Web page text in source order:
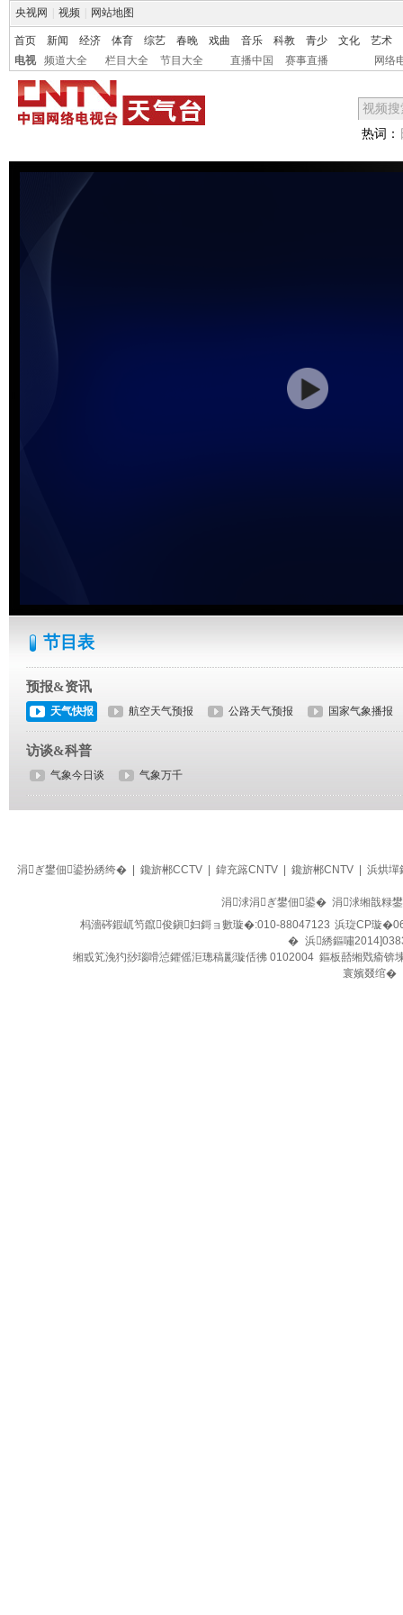
央视网 视频 网站地图
首页 新闻 经济 体育 综艺 春晚 戏曲 音乐 科教 青少 文化
艺术
电视
频道大全 栏目大全 节目大全 直播中国 赛事直播 网络
热词：
节目表
预报&资讯
天气快报 航空天气预报 公路天气预报 国家气象播报
访谈&科普
气象今日谈 气象万千
生活
涓ぎ鐢佃鍙扮綉绔� 鑱旂郴CCTV 鍏充簬CNTV 鑱旂郴CNTV 浜烘墠
涓浗涓ぎ鐢佃鍙� 涓浗缃戠粶
杩濇硶鍜屼笉鑹俊鎭妇鎶ョ數璇�:010-88047123 浜琁CP璇
� 浜綉鏂嘯
缃戜笂浼犳挱瑙嗗惉鑺傜洰璁稿彲璇佸彿 0102004 鏂板嚭缃戣瘉
寰嬪叕绾�